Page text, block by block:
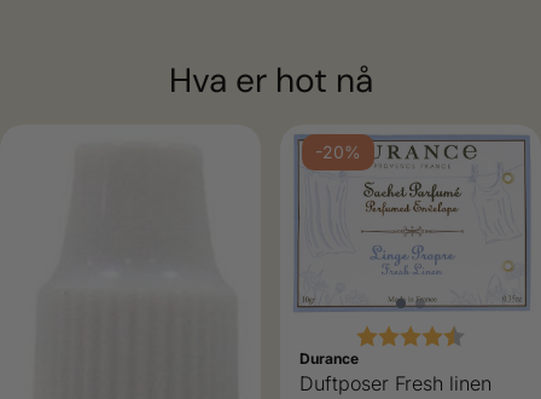
Hva er hot nå
-20%
Karakter:
Durance
Duftposer Fresh linen